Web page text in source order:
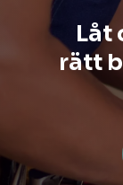
Låt
rätt